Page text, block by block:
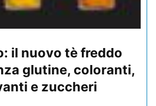
il nuovo tè freddo
glutine, coloranti,
e zuccheri